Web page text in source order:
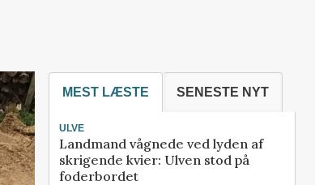
MEST LÆSTE SENESTE NYT
ULVE
Landmand vågnede ved lyden af
skrigende kvier: Ulven stod på
foderbordet